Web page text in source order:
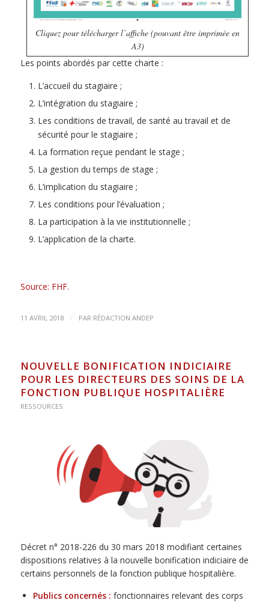
Cliquez pour télécharger l’affiche (pouvant être imprimée en
A3)
Les points abordés par cette charte :
L’accueil du stagiaire ;
L’intégration du stagiaire ;
Les conditions de travail, de santé au travail et de
sécurité pour le stagiaire ;
La formation reçue pendant le stage ;
La gestion du temps de stage ;
L’implication du stagiaire ;
Les conditions pour l’évaluation ;
La participation à la vie institutionnelle ;
L’application de la charte.
Source: FHF.
11 AVRIL 2018 / PAR RÉDACTION ANDEP
NOUVELLE BONIFICATION INDICIAIRE
POUR LES DIRECTEURS DES SOINS DE LA
FONCTION PUBLIQUE HOSPITALIÈRE
RESSOURCES
Décret n° 2018-226 du 30 mars 2018 modifiant certaines
dispositions relatives à la nouvelle bonification indiciaire de
certains personnels de la fonction publique hospitalière.
Publics concernés : fonctionnaires relevant des corps